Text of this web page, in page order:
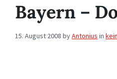
Bayern –
15. August 2008 byAntonius in